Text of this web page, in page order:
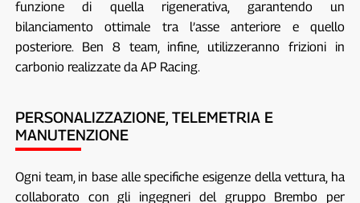
funzione di quella rigenerativa, garantendo un
bilanciamento ottimale tra l’asse anteriore e quello
posteriore. Ben 8 team, infine, utilizzeranno frizioni in
carbonio realizzate da AP Racing.
PERSONALIZZAZIONE, TELEMETRIA E
MANUTENZIONE
Ogni team, in base alle specifiche esigenze della vettura, ha
collaborato con gli ingegneri del gruppo Brembo per